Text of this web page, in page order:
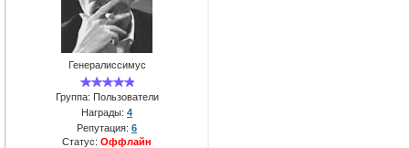
Генералиссимус
Группа: Пользователи
Награды: 4
Репутация: 6
Статус: Оффлайн